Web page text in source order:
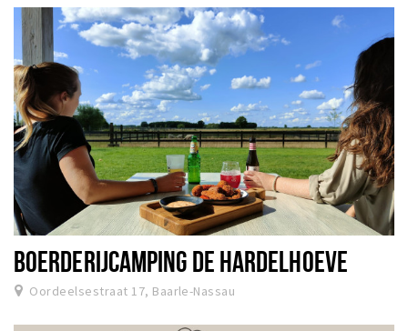
BOERDERIJCAMPING DE HARDELHOEVE
Oordeelsestraat 17, Baarle-Nassau